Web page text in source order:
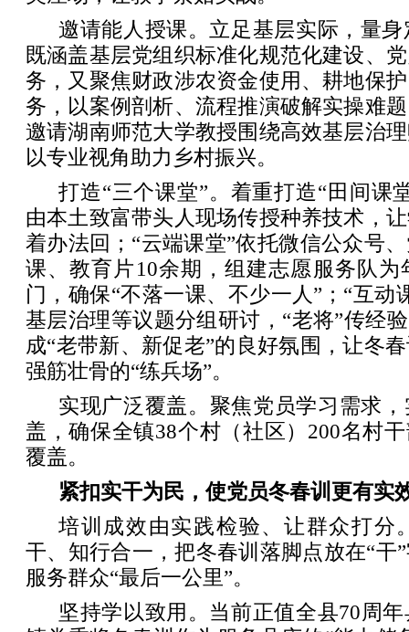
邀请能人授课。立足基层实际，量
既涵盖基层党组织标准化规范化建设、
务，又聚焦财政涉农资金使用、耕地保
务，以案例剖析、流程推演破解实操难
邀请湖南师范大学教授围绕高效基层治
以专业视角助力乡村振兴。
打造“三个课堂”。着重打造“田间课
由本土致富带头人现场传授种养技术，
着办法回；“云端课堂”依托微信公众号
课、教育片10余期，组建志愿服务队
门，确保“不落一课、不少一人”；“互动
基层治理等议题分组研讨，“老将”传经
成“老带新、新促老”的良好氛围，让冬
强筋壮骨的“练兵场”。
实现广泛覆盖。聚焦党员学习需求
盖，确保全镇38个村（社区）200名村
覆盖。
紧扣实干为民，使党员冬春训更有实
培训成效由实践检验、让群众打分
干、知行合一，把冬春训落脚点放在“干
服务群众“最后一公里”。
坚持学以致用。当前正值全县70周